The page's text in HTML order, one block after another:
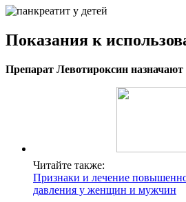
Показания к
Препарат Левотироксин
Читайте также:
Признаки и лечение
давления у женщин и мужчин